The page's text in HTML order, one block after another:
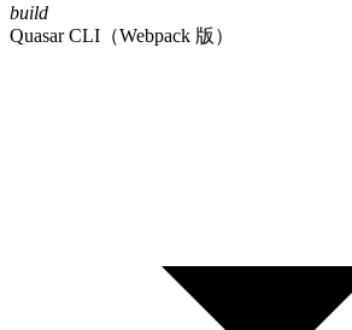
build
Quasar CLI（Webpack 版）